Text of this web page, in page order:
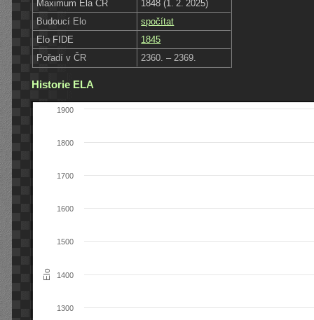
Maximum Ela ČR
1848 (1. 2. 2025)
Budoucí Elo
spočítat
Elo FIDE
1845
Pořadí v ČR
2360. – 2369.
Historie ELA
Elo
1300
1400
1500
1600
1700
1800
1900